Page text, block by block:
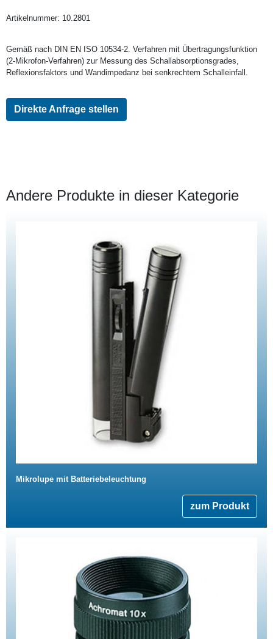
Artikelnummer: 10.2801
Gemäß nach DIN EN ISO 10534-2. Verfahren mit Übertragungsfunktion
(2-Mikrofon-Verfahren) zur Messung des Schallabsorptionsgrades,
Reflexionsfaktors und Wandimpedanz bei senkrechtem Schalleinfall.
Direkte Anfrage stellen
Andere Produkte in dieser Kategorie
Mikrolupe mit Batteriebeleuchtung
zum Produkt